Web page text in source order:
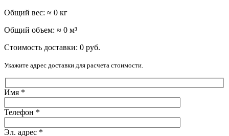
Общий вес: ≈ 0 кг
Общий объем: ≈ 0 м³
Стоимость доставки: 0 руб.
Укажите адрес доставки для расчета стоимости.
Имя *
Телефон *
Эл. адрес *